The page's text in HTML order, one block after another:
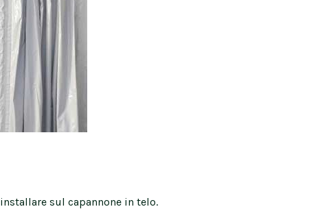
sul capannone in telo.